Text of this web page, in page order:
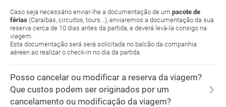
Caso seja necessário enviar-lhe a documentação de um pacote de
férias (Caraíbas, circuitos, tours...), enviaremos a documentação da sua
reserva cerca de 10 dias antes da partida, e deverá levá-la consigo na
viagem.
Esta documentação será será solicitada no balcão da companhia
aéreen ao realizar o check-in no dia da partida.
Posso cancelar ou modificar a reserva da viagem?
Que custos podem ser originados por um
cancelamento ou modificação da viagem?